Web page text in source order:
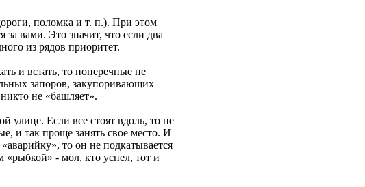
поломка и т. п.). При этом
вами. Это значит, что если два
из рядов приоритет.
и встать, то поперечные не
запоров, закупоривающих
не «башляет».
улице. Если все стоят вдоль, то не
и так проще занять свое место. И
то он не подкатывается
- мол, кто успел, тот и